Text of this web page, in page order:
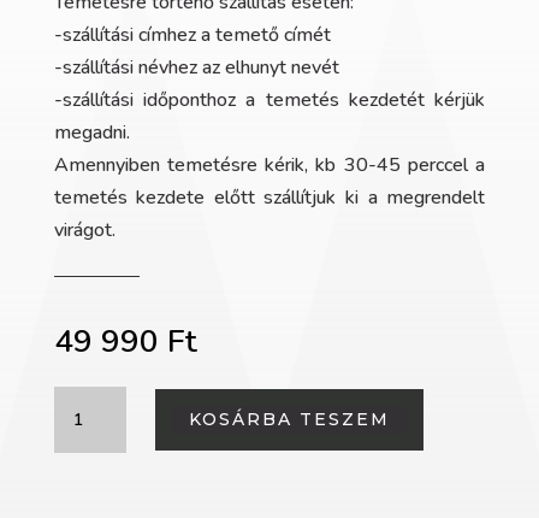
-szállítási címhez a temető címét
-szállítási névhez az elhunyt nevét
-szállítási időponthoz a temetés kezdetét kérjük
megadni.
Amennyiben temetésre kérik, kb 30-45 perccel a
temetés kezdete előtt szállítjuk ki a megrendelt
virágot.
49 990 Ft
koszorú
KOSÁRBA TESZEM